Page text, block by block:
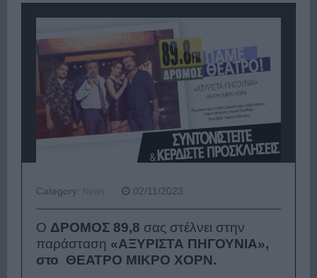
Category: News 02/11/2023
O ΔΡΟΜΟΣ 89,8 σας στέλνει στην
παράσταση «ΑΞΥΡΙΣΤΑ ΠΗΓΟΥΝΙΑ»,
στο ΘΕΑΤΡΟ ΜΙΚΡΟ ΧΟΡΝ.